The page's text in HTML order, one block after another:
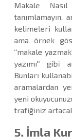
Makale
tanımlamayın,
kelimeleri
ama örnek
''makale
yazımı'' gibi
Bunları
aramalardan
yeni
trafiğiniz
5. İmla